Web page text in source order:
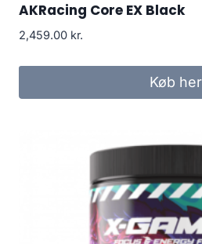
AKRacing Core EX Black
2,459.00 kr.
Køb her